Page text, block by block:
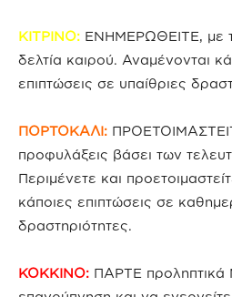
ΚΙΤΡΙΝΟ: ΕΝΗΜΕΡΩΘΕΙΤΕ, με
δελτία καιρού. Αναμένονται
επιπτώσεις σε υπαίθριες
ΠΟΡΤΟΚΑΛΙ:
προφυλάξεις βάσει των
Περιμένετε και
κάποιες επιπτώσεις σε
δραστηριότητες.
ΚΟΚΚΙΝΟ: ΠΑΡΤΕ προληπτικά